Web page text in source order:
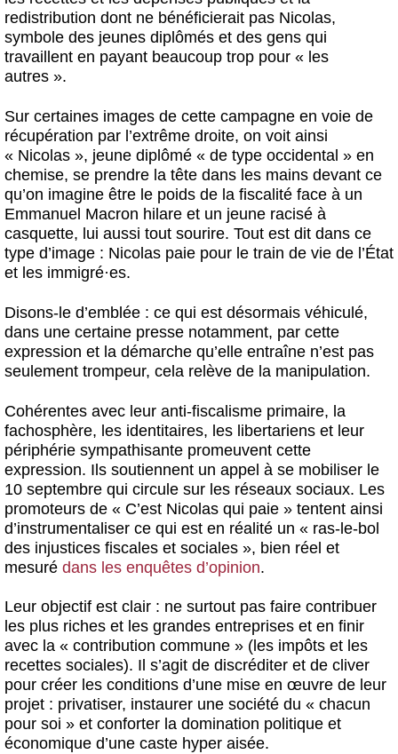
redistribution dont ne bénéficierait pas Nicolas,
symbole des jeunes diplômés et des gens qui
travaillent en payant beaucoup trop pour « les
autres ».
Sur certaines images de cette campagne en voie de
récupération par l’extrême droite, on voit ainsi
« Nicolas », jeune diplômé « de type occidental » en
chemise, se prendre la tête dans les mains devant ce
qu’on imagine être le poids de la fiscalité face à un
Emmanuel Macron hilare et un jeune racisé à
casquette, lui aussi tout sourire. Tout est dit dans ce
type d’image : Nicolas paie pour le train de vie de l’État
et les immigré·es.
Disons-le d’emblée : ce qui est désormais véhiculé,
dans une certaine presse notamment, par cette
expression et la démarche qu’elle entraîne n’est pas
seulement trompeur, cela relève de la manipulation.
Cohérentes avec leur anti-fiscalisme primaire, la
fachosphère, les identitaires, les libertariens et leur
périphérie sympathisante promeuvent cette
expression. Ils soutiennent un appel à se mobiliser le
10 septembre qui circule sur les réseaux sociaux. Les
promoteurs de « C’est Nicolas qui paie » tentent ainsi
d’instrumentaliser ce qui est en réalité un « ras-le-bol
des injustices fiscales et sociales », bien réel et
mesuré dans les enquêtes d’opinion.
Leur objectif est clair : ne surtout pas faire contribuer
les plus riches et les grandes entreprises et en finir
avec la « contribution commune » (les impôts et les
recettes sociales). Il s’agit de discréditer et de cliver
pour créer les conditions d’une mise en œuvre de leur
projet : privatiser, instaurer une société du « chacun
pour soi » et conforter la domination politique et
économique d’une caste hyper aisée.